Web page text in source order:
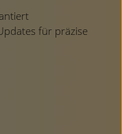
für präzise